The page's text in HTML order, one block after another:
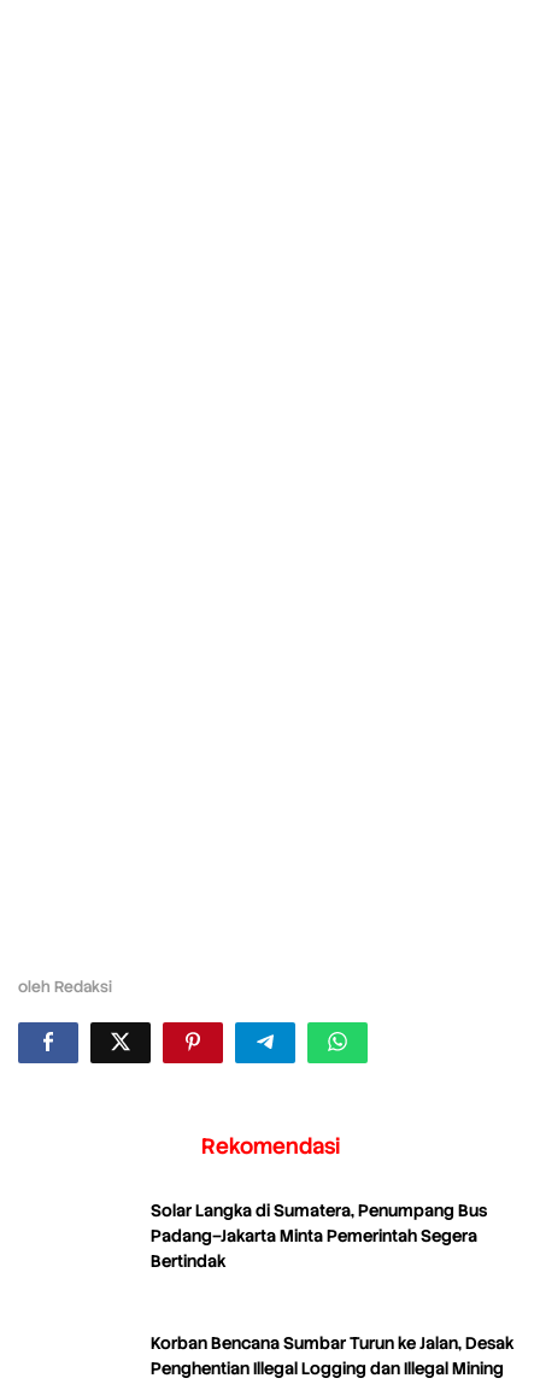
oleh Redaksi
Rekomendasi
Solar Langka di Sumatera, Penumpang Bus
Padang–Jakarta Minta Pemerintah Segera
Bertindak
Korban Bencana Sumbar Turun ke Jalan, Desak
Penghentian Illegal Logging dan Illegal Mining